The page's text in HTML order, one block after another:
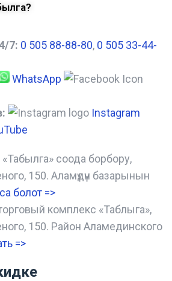
7: 0 505 88-88-80, 0 505 33-44-
WhatsApp
Instagram
соода борбору,
150. Аламүдүн базарынын
болот =>
комплекс «Таблыга»,
150. Район Аламединского
=>